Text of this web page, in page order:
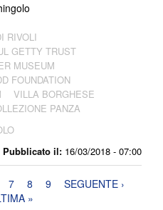
Pubblicato il: 16/03/2018 - 07:00
RIVOLI
GETTY TRUST
MUSEUM
FOUNDATION
VILLA BORGHESE
PANZA
7 8 9
SEGUENTE ›
»